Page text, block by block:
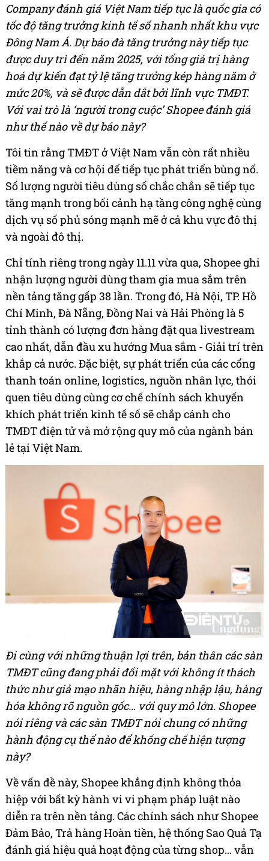
Company đánh giá Việt Nam tiếp tục là quốc gia có
tốc độ tăng trưởng kinh tế số nhanh nhất khu vực
Đông Nam Á. Dự báo đà tăng trưởng này tiếp tục
được duy trì đến năm 2025, với tổng giá trị hàng
hoá dự kiến đạt tỷ lệ tăng trưởng kép hàng năm ở
mức 20%, và sẽ được dẫn dắt bởi lĩnh vực TMĐT.
Với vai trò là ‘người trong cuộc’ Shopee đánh giá
như thế nào về dự báo này?
Tôi tin rằng TMĐT ở Việt Nam vẫn còn rất nhiều
tiềm năng và cơ hội để tiếp tục phát triển bùng nổ.
Số lượng người tiêu dùng số chắc chắn sẽ tiếp tục
tăng mạnh trong bối cảnh hạ tầng công nghệ cùng
dịch vụ số phủ sóng mạnh mẽ ở cả khu vực đô thị
và ngoài đô thị.
Chỉ tính riêng trong ngày 11.11 vừa qua, Shopee ghi
nhận lượng người dùng tham gia mua sắm trên
nền tảng tăng gấp 38 lần. Trong đó, Hà Nội, TP. Hồ
Chí Minh, Đà Nẵng, Đồng Nai và Hải Phòng là 5
tỉnh thành có lượng đơn hàng đặt qua livestream
cao nhất, dẫn đầu xu hướng Mua sắm - Giải trí trên
khắp cả nước. Đặc biệt, sự phát triển của các cổng
thanh toán online, logistics, nguồn nhân lực, thói
quen tiêu dùng cùng cơ chế chính sách khuyến
khích phát triển kinh tế số sẽ chắp cánh cho
TMĐT điện tử và mở rộng quy mô của ngành bán
lẻ tại Việt Nam.
Đi cùng với những thuận lợi trên, bản thân các sàn
TMĐT cũng đang phải đối mặt với không ít thách
thức như giả mạo nhãn hiệu, hàng nhập lậu, hàng
hóa không rõ nguồn gốc… với quy mô lớn. Shopee
nói riêng và các sàn TMĐT nói chung có những
hành động cụ thể nào để khống chế hiện tượng
này?
Về vấn đề này, Shopee khẳng định không thỏa
hiệp với bất kỳ hành vi vi phạm pháp luật nào
diễn ra trên nền tảng. Các chính sách như Shopee
Đảm Bảo, Trả hàng Hoàn tiền, hệ thống Sao Quả Tạ
đánh giá hiệu quả hoạt động của từng shop… vẫn